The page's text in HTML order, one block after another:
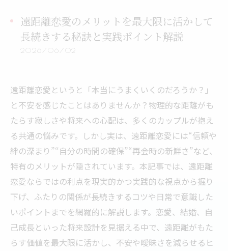
遠距離恋愛のメリットを最大限に活かして
長続きする秘訣と実践ポイント解説
2026/06/02
遠距離恋愛というと「本当にうまくいくのだろうか？」
と不安を感じたことはありませんか？物理的な距離がも
たらす寂しさや将来への心配は、多くのカップルが抱え
る共通の悩みです。しかし実は、遠距離恋愛には“信頼や
絆の深まり”“自分の時間の確保”“再会時の新鮮さ”など、
特有のメリットが隠されています。本記事では、遠距離
恋愛ならではの利点を現実的かつ実践的な視点から掘り
下げ、ふたりの関係が長続きするコツや日常で意識した
いポイントまでを網羅的に解説します。恋愛、結婚、自
己成長といった将来設計を見据える中で、遠距離がもた
らす価値を最大限に活かし、不安や曖昧さを減らせるヒ